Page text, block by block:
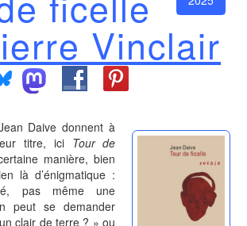
Vinclair
Daive donnent à
titre, ici Tour de
manière, bien
là d’énigmatique :
pas même une
peut se demander
clair de terre ? » ou